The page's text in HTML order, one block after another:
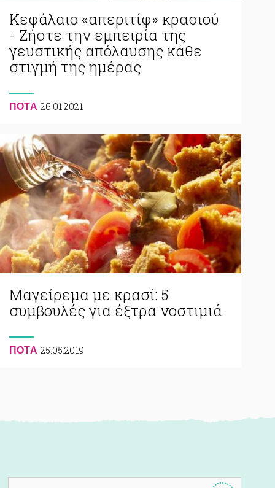
Κεφάλαιο «απεριτίφ» κρασιού
- Ζήστε την εμπειρία της
γευστικής απόλαυσης κάθε
στιγμή της ημέρας
ΠΟΤA 26.01.2021
Μαγείρεμα με κρασί: 5
συμβουλές για έξτρα νοστιμιά
ΠΟΤA 25.05.2019